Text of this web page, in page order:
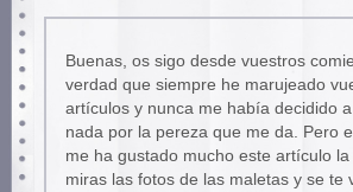
Buenas, os sigo desde vuestros
verdad que siempre he marujeado
artículos y nunca me había decidido
nada por la pereza que me da. Pero
me ha gustado mucho este artículo
miras las fotos de las maletas y se te